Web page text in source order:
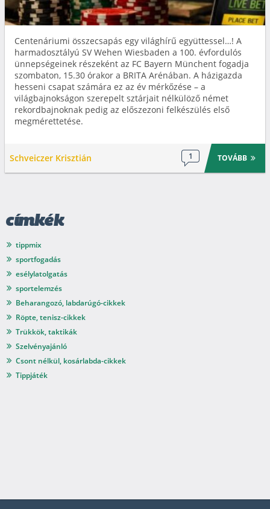
Centenáriumi összecsapás egy világhírű együttessel…! A
harmadosztályú SV Wehen Wiesbaden a 100. évfordulós
ünnepségeinek részeként az FC Bayern Münchent fogadja
szombaton, 15.30 órakor a BRITA Arénában. A házigazda
hesseni csapat számára ez az év mérkőzése – a
világbajnokságon szerepelt sztárjait nélkülöző német
rekordbajnoknak pedig az előszezoni felkészülés első
megmérettetése.
Schveiczer Krisztián 1 TOVÁBB
címkék
tippmix
sportfogadás
esélylatolgatás
sportelemzés
Beharangozó, labdarúgó-cikkek
Röpte, tenisz-cikkek
Trükkök, taktikák
Szelvényajánló
Csont nélkül, kosárlabda-cikkek
Tippjáték